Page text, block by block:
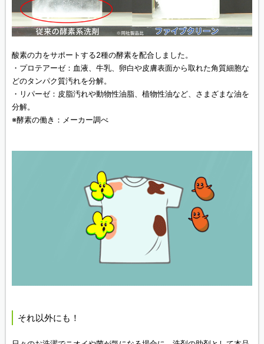
酸素の力をサポートする2種の酵素を配合しました。
・プロテアーゼ：血液、牛乳、卵白や皮膚表面から取れた角質細胞な
どのタンパク質汚れを分解。
・リパーゼ：皮脂汚れや動物性油脂、植物性油など、さまざまな油を
分解。
※酵素の働き：メーカー調べ
それ以外にも！